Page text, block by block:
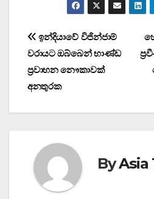
Post
navigation
ඉන්දියාවේ විජින්ජාම්
වරායට ඔබ්බෙන් භාණ්ඩ
ප්‍රවාහන නෞකාවක්
අනතුරක
ByAsia